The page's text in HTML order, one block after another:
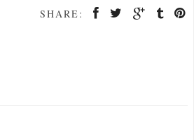
SHARE: